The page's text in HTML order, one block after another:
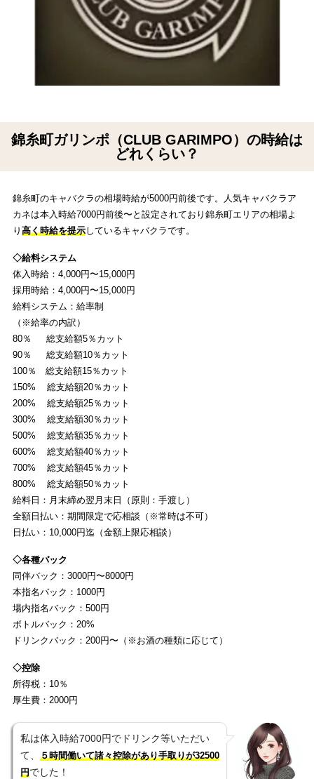
錦糸町ガリンポ（CLUB GARIMPO）の時給は
どれくらい？
錦糸町のキャバクラの相場時給が5000円前後です。人気キャバクラア
カネは本入時給7000円前後〜と設定されており錦糸町エリアの相場よ
り 高く時給を提示しているキャバクラです。
◇給料システム
体入時給：4,000円〜15,000円
採用時給：4,000円〜15,000円
給料システム：給率制
（※給率の内訳）
80％ 総支給額5％カット
90％ 総支給額10％カット
100％ 総支給額15％カット
150% 総支給額20％カット
200% 総支給額25％カット
300% 総支給額30％カット
500% 総支給額35％カット
600% 総支給額40％カット
700% 総支給額45％カット
800% 総支給額50％カット
給料日：月末締め翌月末日（原則：手渡し）
全額日払い：期間限定で応相談（※常時は不可）
日払い：10,000円迄（金額上限応相談）
◇各種バック
同伴バック：3000円〜8000円
本指名バック：1000円
場内指名バック：500円
ボトルバック：20%
ドリンクバック：200円〜（※お酒の種類に応じて）
◇控除
所得税：10％
厚生費：2000円
私は体入時給7000円でドリンク等いただい
て、 ５時間働いて諸々控除があり手取りが32500
円でした！